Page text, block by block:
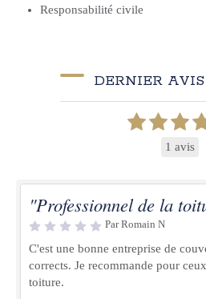
Responsabilité civile
DERNIER
1 avis
"Professionnel de la
Par Romain N
C'est une bonne entreprise de
corrects. Je recommande pour
toiture.